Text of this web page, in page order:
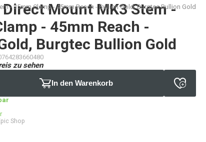
- 35mm Clamp - 45mm Reach - Bullion Gold, Burgtec Bullion Gold
Direct Mount MK3 Stem -
- 45mm Reach -
Burgtec Bullion Gold
zu sehen
In den Warenkorb
Shop